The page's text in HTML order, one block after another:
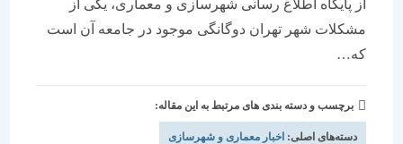
از پایگاه اطلاع رسانی شهرسازی و معماری، یكی از
مشكلات شهر تهران دوگانگی موجود در جامعه آن است
برچسب و دسته بندی های مرتبط به این مقاله:
دسته‌های اصلی:اخبار معماری و شهرسازی